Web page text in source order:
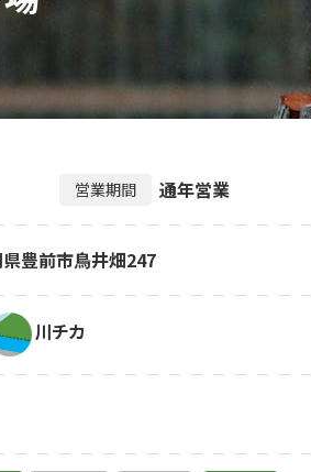
営業期間 通年営業
豊前市鳥井畑247
川チカ